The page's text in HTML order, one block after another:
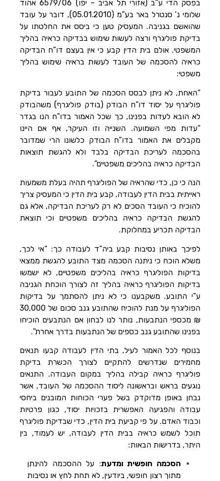
בפסק הדי ע”ב (אזורי תל אביב – יפו) 6579/06 אהוד
שלומי נ’ סנטרל באר בע”מ (05.01.2010), דובר על עובד
שהואשם בגניבה. המעסיק טען כי ביסס את החלטתו על
בדיקת פוליגרף ורצה לעשות שימוש בבדיקה כראיה בהליך
המשפטי. אולם בית הדין קבע כי אין בעצם דו”ח הבדיקה
כראיה להסכמה של העובד לעשות בראיה שימוש בהליך
משפטי:
“האחת, לא ניתן לבסס הסכמה של התובע לעבור בדיקת
פוליגרף על יסוד דו”ח הבודק (בודק פוליגרף) משהבודק
לא הובא לעדות בפנינו, כך שכל האמור בדו”ח הנו בגדר
“עדות מפי השמועה. השנייה וזו העיקר, אף אם היינו
מקבלים את האמור בדו”ח הבודק כלשונו הרי שמדובר
בהסכמה לעריכת הבדיקה בלבד ולא להגשת תוצאות
הבדיקה כראיה בהליכים משפטיים”.
הנה כי כן, כדי שהראיה של הפוליגרף תהיה בעלת משמעות
ראייתית בבית הדין לעבודה, קבע בית הדין כי המעסיק צריך
להוכיח כי העובד הסכים לא רק לעריכת הבדיקה, אלא גם
להגשת הבדיקה כראיה בהליכים משפטיים וכי תוצאת
הבדיקה תכריע במחלוקת.
לפיכך באותן נסיבות קבע ביה”ד לעבודה כך: “אי לכך,
משלא הוכח כי ניתנה הסכמה מצד התובע להגשת ממצאי
בדיקות הפוליגרף כראיה בהליכים משפטיים, לא ישמשו
בדיקות הפוליגרף כראיה בהליך זה לצורך הוכחת הגניבה
ע”י התובע. משקבענו כי לא ניתן להסתמך על בדיקות
הפוליגרף על מנת להוכיח שהתובע גנב סכום של 30,000
₪ מכספי הנתבעות, נותר לנו לבחון אם הנתבעים הוכיחו
בפנינו שהתובע גנב כספים של הנתבעות בדרך אחרת”.
בנוסף לכל האמור לעיל, בתי הדין לעבודה קבעו תנאים
מחמירים שנדרשים להתקיים לצורך הכשרת בדיקת
פוליגרף כראיה קבילה בהליך במקום העבודה. התנאים
נוגעים בראש ובראשונה ליסוד ההסכמה של העובד, אשר
נבחן באופן מדוקדק בשל פערי הכוחות המובנים ביחסי
עבודה והפגיעה האפשרית בזכויות יסוד, כגון פרטיות
וכבוד האדם. על פי קביעת בית הדין, כדי שבדיקת פוליגרף
תוכל לשמש כראיה בבית הדין לעבודה, יש לעמוד, בין
היתר, בדרישות הבאות:
הסכמה חופשית ומדעת: על ההסכמה להינתן
מתוך רצון חופשי, ביודעין, לא תחת לחץ או נסיבות